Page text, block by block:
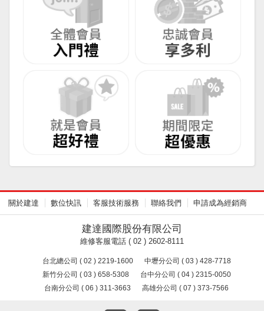
關於建達 數位快訊 客服技術服務 聯絡我們 申請成為經銷商
建達國際股份有限公司
維修客服電話 ( 02 ) 2602-8111
台北總公司 ( 02 ) 2219-1600
中壢分公司 ( 03 ) 428-7718
新竹分公司 ( 03 ) 658-5308
台中分公司 ( 04 ) 2315-0050
台南分公司 ( 06 ) 311-3663
高雄分公司 ( 07 ) 373-7566